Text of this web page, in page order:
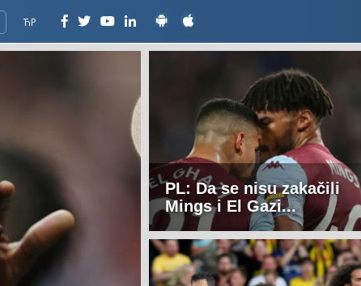
ЋР
PL: Da se nisu zakačili
Mings i El Gazi...